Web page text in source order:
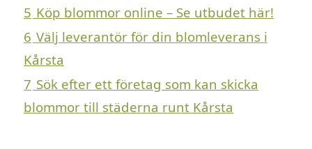
5 Köp blommor online – Se utbudet här!
6 Välj leverantör för din blomleverans i
Kårsta
7 Sök efter ett företag som kan skicka
blommor till städerna runt Kårsta